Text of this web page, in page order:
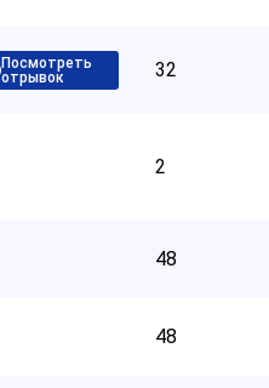
Посмотреть
отрывок
32
2
48
48